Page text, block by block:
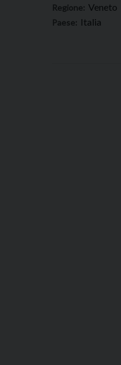
Regione: Veneto
Paese: Italia